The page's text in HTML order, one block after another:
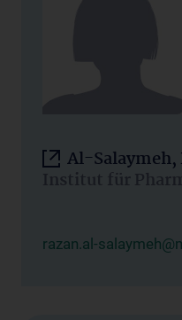
Al-Salaymeh,
Institut für
razan.al-